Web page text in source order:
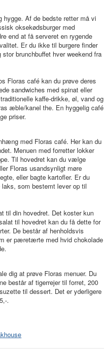
Af de bedste retter må vi
oksekødsburger med
end at få serveret en rygende
Er du ikke til burgere finder
brunchbuffet hver weekend fra
Floras café kan du prøve deres
sandwiches med spinat eller
kaffe-drikke, øl, vand og
æble/kanel the. En hyggelig café
priser.
med Floras café. Her kan du
Menuen med forretter lokker
Til hovedret kan du vælge
Floras usandsynligt møre
eller bagte kartofler. Er du
som bestemt lever op til
til din hovedret. Det koster kun
til hovedret kan du få dette for
De består af henholdsvis
er pæretærte med hvid chokolade
dig at prøve Floras menuer. Du
består af tigerrejer til forret, 200
til dessert. Det er yderligere
.